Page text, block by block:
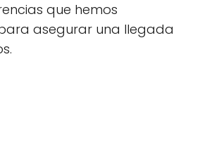
que hemos
asegurar una llegada